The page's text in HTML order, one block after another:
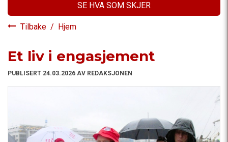
SE HVA SOM SKJER
Tilbake / Hjem
Et liv i engasjement
PUBLISERT 24.03.2026 AV REDAKSJONEN